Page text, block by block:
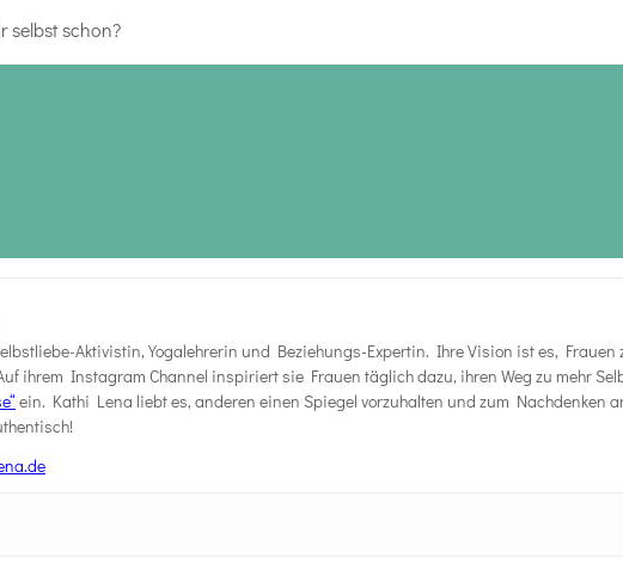
selbst schon?
Aktivistin, Yogalehrerin und Beziehungs-Expertin. Ihre Vision ist es,
ihrem Instagram Channel inspiriert sie Frauen täglich dazu, ihren Weg zu mehr
ein. Kathi Lena liebt es, anderen einen Spiegel vorzuhalten und zum